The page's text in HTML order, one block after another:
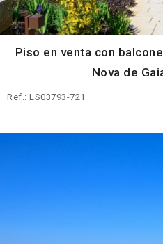
Piso en venta con
Nova de
Ref.: LS03793-721